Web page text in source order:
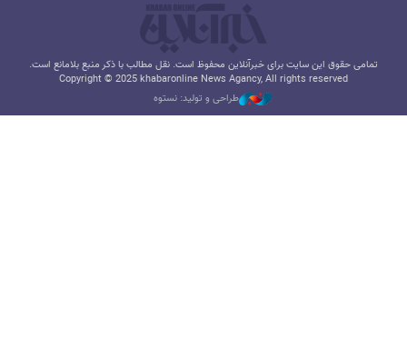
تمامی حقوق این سایت برای خبرآنلاین محفوظ است. نقل مطالب با ذکر منبع بلامانع است.
Copyright © 2025 khabaronline News Agancy, All rights reserved
طراحی و تولید: نستوه